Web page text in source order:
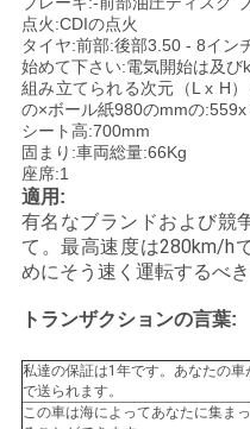
引
用
を
要
求
し
な
さ
い
点火:CDIの点火
タイヤ:前部:後部3.50 - 8イン
始めて下さい:電気開始は及び
組み立てられる次元（L x H
の×ボール紙980のmmの
シート高:700mm
固まり:車両総量:66Kg
座席:1
適用:
有名なブランドおよび競
て。最高速度は280km/h
めにそう速く運転するべき
トランザクションの言葉:
私達の保証は1年です。あなたの
で送られます。
この車は海によってあなたに集ま